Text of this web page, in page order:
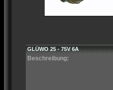
GLÜWO 25 - 75V 6A
Beschreibung: